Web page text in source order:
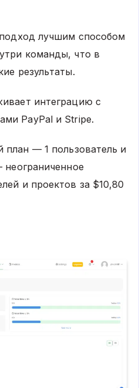
лучшим способом
команды, что в
результаты.
интеграцию с
PayPal и Stripe.
план — 1 пользователь и
и проектов за $10,80